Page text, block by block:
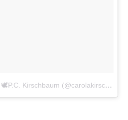
Een bericht gedeeld door 🕊P.C. Kirschbaum (@carolakirschbaum)